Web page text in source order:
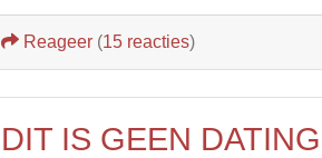
Reageer (15 reacties)
DIT IS GEEN